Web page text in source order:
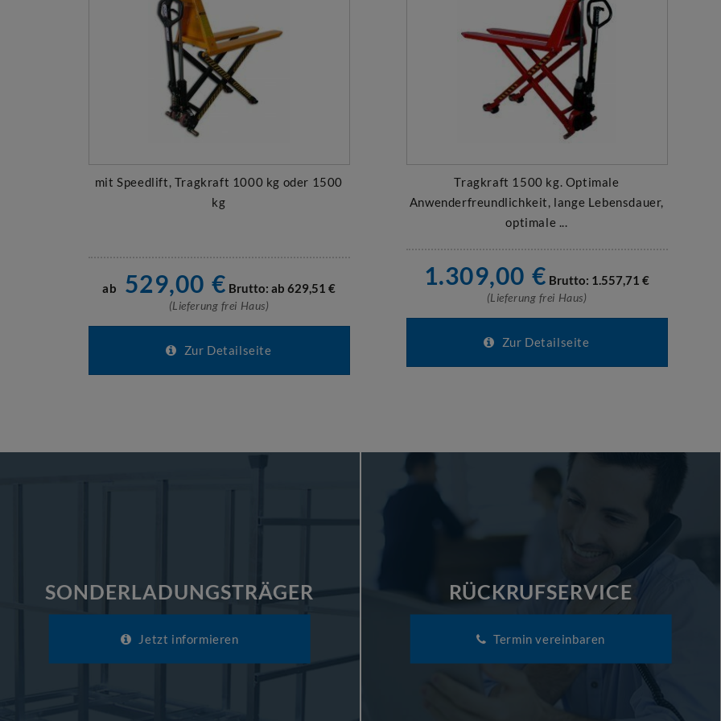
mit Speedlift, Tragkraft 1000 kg oder 1500
kg
ab 529,00 € Brutto: ab 629,51 €
(Lieferung frei Haus)
Zur Detailseite
Tragkraft 1500 kg. Optimale
Anwenderfreundlichkeit, lange Lebensdauer,
optimale ...
1.309,00 € Brutto: 1.557,71 €
(Lieferung frei Haus)
Zur Detailseite
SONDERLADUNGSTRÄGER
Jetzt informieren
RÜCKRUFSERVICE
Termin vereinbaren